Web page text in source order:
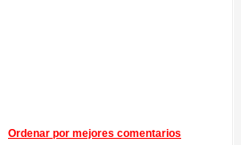
Ordenar por mejores comentarios